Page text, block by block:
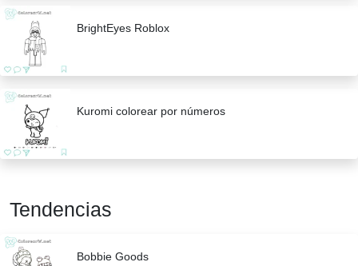
BrightEyes Roblox
Kuromi colorear por números
Tendencias
Bobbie Goods